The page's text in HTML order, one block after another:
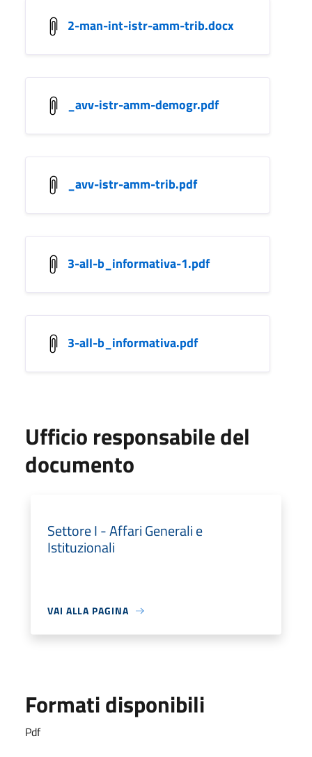
2-man-int-istr-amm-trib.docx
_avv-istr-amm-demogr.pdf
_avv-istr-amm-trib.pdf
3-all-b_informativa-1.pdf
3-all-b_informativa.pdf
Ufficio responsabile del
documento
Settore I - Affari Generali e
Istituzionali
VAI ALLA PAGINA
Formati disponibili
Pdf